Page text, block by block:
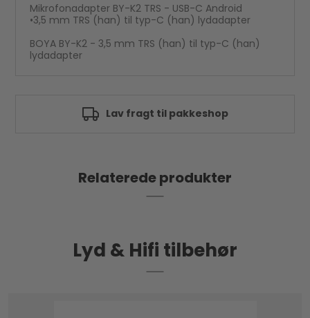
Mikrofonadapter BY-K2 TRS - USB-C Android
•3,5 mm TRS (han) til typ-C (han) lydadapter
BOYA BY-K2 - 3,5 mm TRS (han) til typ-C (han)
lydadapter
Lav fragt til pakkeshop
Relaterede produkter
Lyd & Hifi tilbehør